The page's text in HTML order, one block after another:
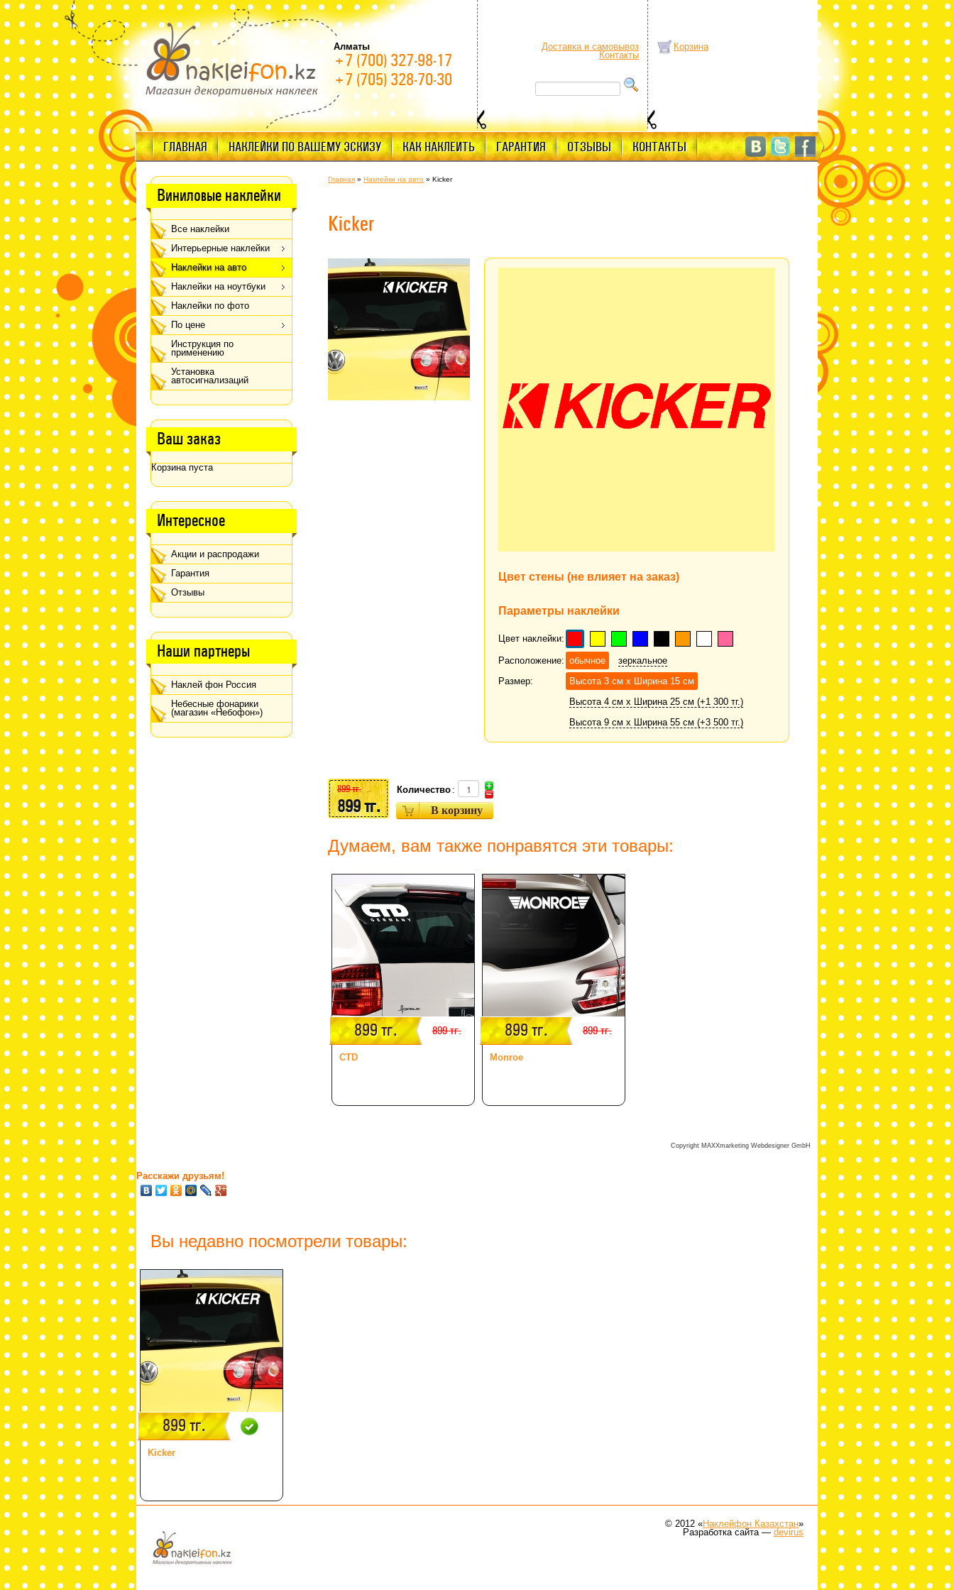
Алматы
+7 (700) 327-98-17
+7 (705) 328-70-30
Доставка и самовывоз
Контакты
Корзина
ГЛАВНАЯ НАКЛЕЙКИ ПО ВАШЕМУ ЭСКИЗУ КАК НАКЛЕИТЬ ГАРАНТИЯ ОТЗЫВЫ КОНТАКТЫ
Виниловые наклейки
Все наклейки
Интерьерные наклейки
Наклейки на авто
Наклейки на ноутбуки
Наклейки по фото
По цене
Инструкция по
применению
Установка
автосигнализаций
Ваш заказ
Корзина пуста
Интересное
Акции и распродажи
Гарантия
Отзывы
Наши партнеры
Наклей фон Россия
Небесные фонарики
(магазин «Небофон»)
Главная » Наклейки на авто » Kicker
Kicker
Цвет стены (не влияет на заказ)
Параметры наклейки
Цвет наклейки:
Расположение: обычное
зеркальное
Размер:
Высота 3 см х Ширина 15 см
Высота 4 см х Ширина 25 см (+1 300 тг.)
Высота 9 см х Ширина 55 см (+3 500 тг.)
899 тг.
899 тг.
Количество :
Думаем, вам также понравятся эти товары:
899 тг. 899 тг.
CTD
899 тг. 899 тг.
Monroe
Copyright MAXXmarketing Webdesigner GmbH
Расскажи друзьям!
Вы недавно посмотрели товары:
899 тг.
Kicker
© 2012 «Наклейфон Казахстан»
Разработка сайта —devirus